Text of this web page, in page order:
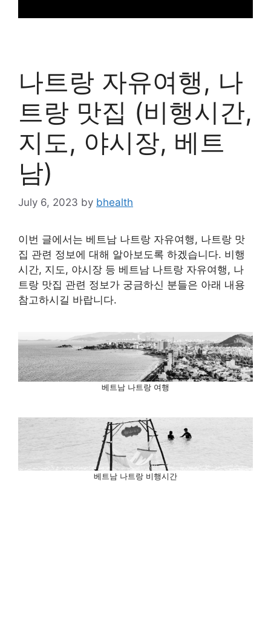
나트랑 자유여행, 나
트랑 맛집 (비행시간,
지도, 야시장, 베트
남)
July 6, 2023 by bhealth
이번 글에서는 베트남 나트랑 자유여행, 나트랑 맛
집 관련 정보에 대해 알아보도록 하겠습니다. 비행
시간, 지도, 야시장 등 베트남 나트랑 자유여행, 나
트랑 맛집 관련 정보가 궁금하신 분들은 아래 내용
참고하시길 바랍니다.
베트남 나트랑 여행
베트남 나트랑 비행시간